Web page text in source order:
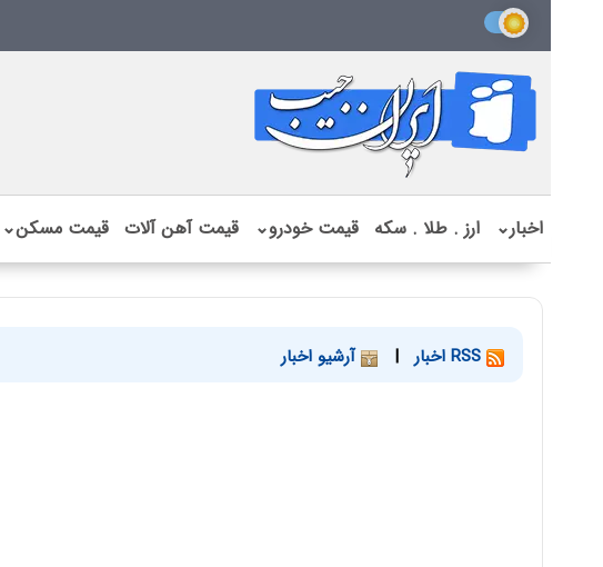
اخبار⌄ ارز . طلا . سکه قیمت خودرو⌄ قیمت آهن آلات قیمت مسکن⌄
| آرشیو اخبار